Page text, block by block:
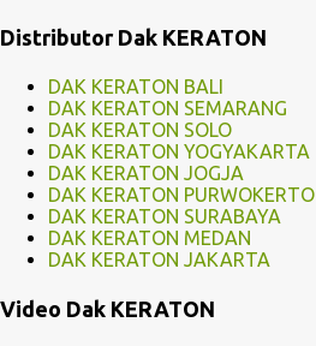
Distributor Dak KERATON
DAK KERATON BALI
DAK KERATON SEMARANG
DAK KERATON SOLO
DAK KERATON YOGYAKARTA
DAK KERATON JOGJA
DAK KERATON PURWOKERTO
DAK KERATON SURABAYA
DAK KERATON MEDAN
DAK KERATON JAKARTA
Video Dak KERATON